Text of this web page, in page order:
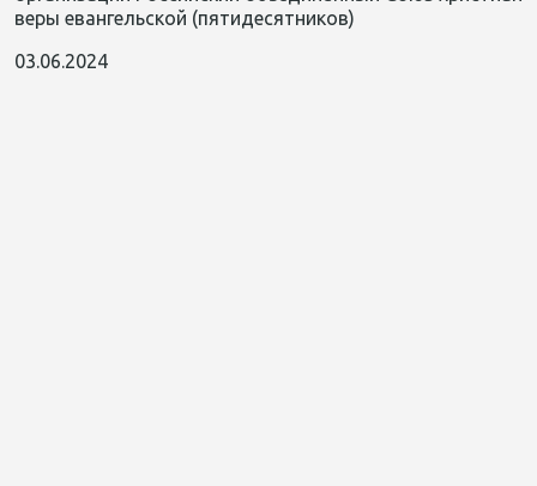
веры евангельской (пятидесятников)
03.06.2024